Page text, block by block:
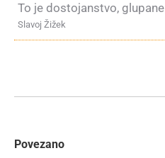
To je dostojanstvo, glupane
Slavoj Žižek
Povezano